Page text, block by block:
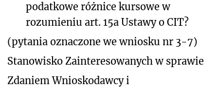
podatkowe różnice kursowe w
rozumieniu art. 15a Ustawy o CIT?
(pytania oznaczone we wniosku nr 3-7)
Stanowisko Zainteresowanych w sprawie
Zdaniem Wnioskodawcy i